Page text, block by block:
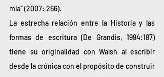
mía” (2007: 266).
La estrecha relación entre la Historia y las
formas de escritura (De Grandis, 1994:187)
tiene su originalidad con Walsh al escribir
desde la crónica con el propósito de construir